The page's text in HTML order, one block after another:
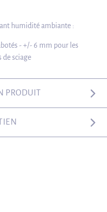
humidité ambiante :
- +/- 6 mm pour les
sciage
PRODUIT